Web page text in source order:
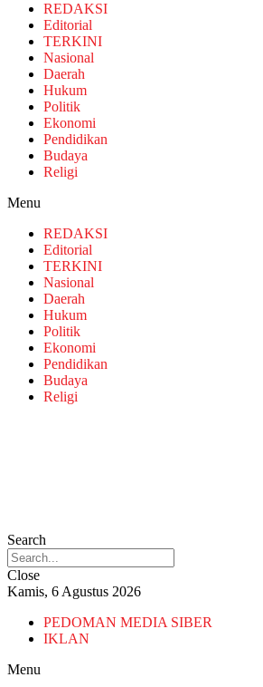
REDAKSI
Editorial
TERKINI
Nasional
Daerah
Hukum
Politik
Ekonomi
Pendidikan
Budaya
Religi
Menu
REDAKSI
Editorial
TERKINI
Nasional
Daerah
Hukum
Politik
Ekonomi
Pendidikan
Budaya
Religi
Search
Close
Kamis, 6 Agustus 2026
PEDOMAN MEDIA SIBER
IKLAN
Menu